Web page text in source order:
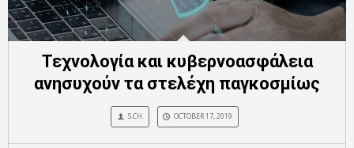
Τεχνολογία και κυβερνοασφάλεια
ανησυχούν τα στελέχη παγκοσμίως
S.CH. OCTOBER 17, 2019